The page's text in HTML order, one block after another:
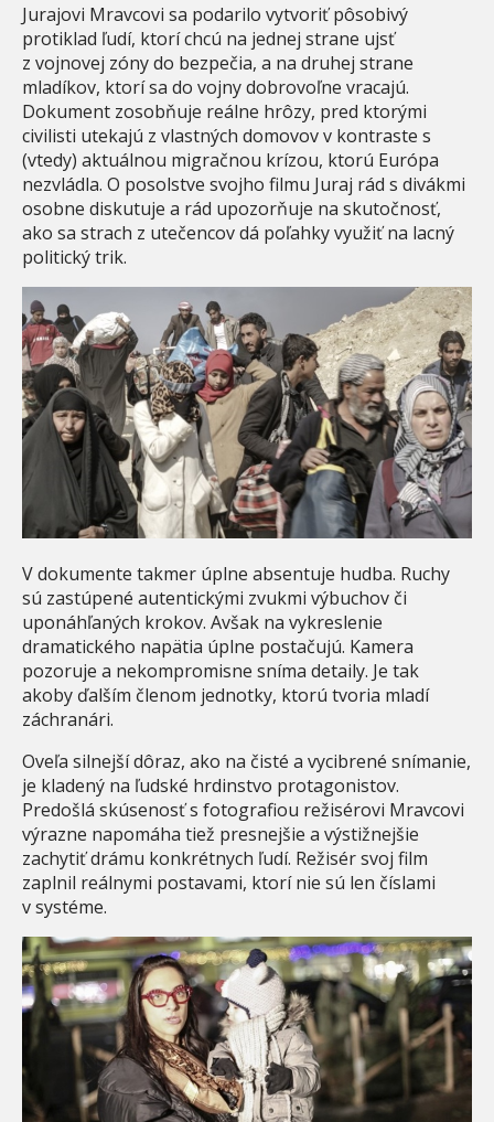
Jurajovi Mravcovi sa podarilo vytvoriť pôsobivý
protiklad ľudí, ktorí chcú na jednej strane ujsť
z vojnovej zóny do bezpečia, a na druhej strane
mladíkov, ktorí sa do vojny dobrovoľne vracajú.
Dokument zosobňuje reálne hrôzy, pred ktorými
civilisti utekajú z vlastných domovov v kontraste s
(vtedy) aktuálnou migračnou krízou, ktorú Európa
nezvládla. O posolstve svojho filmu Juraj rád s divákmi
osobne diskutuje a rád upozorňuje na skutočnosť,
ako sa strach z utečencov dá poľahky využiť na lacný
politický trik.
V dokumente takmer úplne absentuje hudba. Ruchy
sú zastúpené autentickými zvukmi výbuchov či
uponáhľaných krokov. Avšak na vykreslenie
dramatického napätia úplne postačujú. Kamera
pozoruje a nekompromisne sníma detaily. Je tak
akoby ďalším členom jednotky, ktorú tvoria mladí
záchranári.
Oveľa silnejší dôraz, ako na čisté a vycibrené snímanie,
je kladený na ľudské hrdinstvo protagonistov.
Predošlá skúsenosť s fotografiou režisérovi Mravcovi
výrazne napomáha tiež presnejšie a výstižnejšie
zachytiť drámu konkrétnych ľudí. Režisér svoj film
zaplnil reálnymi postavami, ktorí nie sú len číslami
v systéme.